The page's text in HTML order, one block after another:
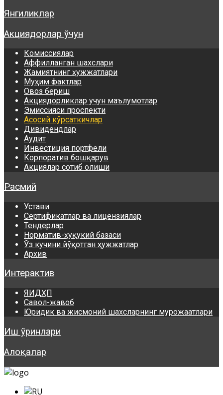
Янгиликлар
Акциядорлар ўчун
Комиссиялар
Аффилланган шахслари
Жамиятнинг ҳужжатлари
Муҳим фактлар
Овоз бериш
Акциядорликлар учун маълумотлар
Эмиссияси проспекти
Асосий кўрсаткичлар
Дивидендлар
Аудит
Инвестиция портфели
Корпоратив бошқарув
Акциялар сотиб олиши
Расмий
Устави
Сертификатлар ва лицензиялар
Тендерлар
Норматив-ҳуқукий базаси
Ўз кучини йўқотган ҳужжатлар
Архив
Интерактив
ЯИДҲП
Савол-жавоб
Юридик ва жисмоний шахсларнинг мурожаатлари
Иш ўринлари
Алоқалар